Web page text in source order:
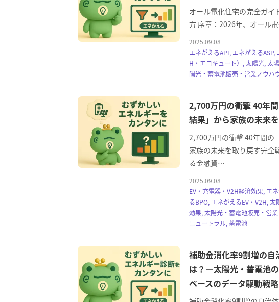
オール電化住宅の完全ガイ
方 序章：2026年、オール
2025.09.08
エネがえるAPI, エネがえる
H・エコキュート）, 太陽光, 太
陽光・蓄電池販売・営業ノウハ
2,700万円の衝撃 40年
結果」から家族の未来
2,700万円の衝撃 40年間の
家族の未来を取り戻す完全
る金融資…
2025.09.08
EV・充電器・V2H経済効果, エ
るBPO, エネがえるEV・V2H,
効果, 太陽光・蓄電池販売・営
ニュートラル, 蓄電池
補助金消化率9割増の
は？―太陽光・蓄電池
ベースのデータ駆動戦